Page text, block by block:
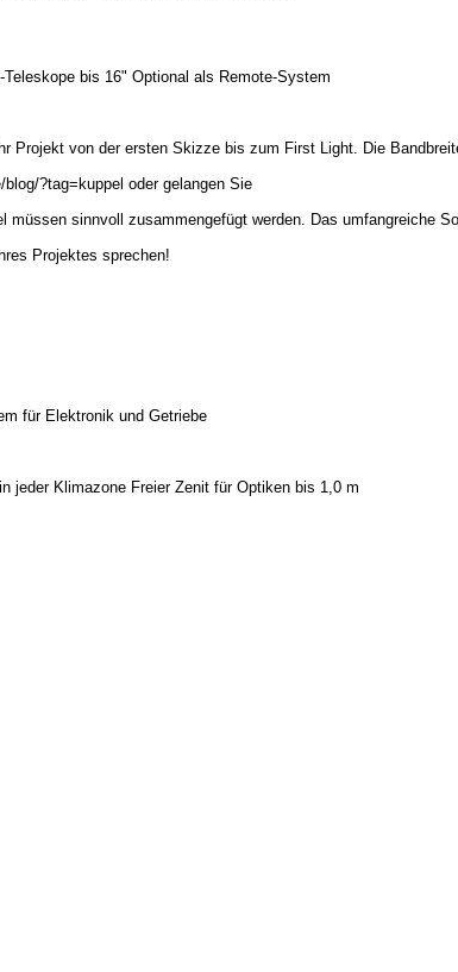
bis 16" Optional als Remote-System
von der ersten Skizze bis zum First Light. Die
?tag=kuppel oder gelangen Sie
sinnvoll zusammengefügt werden. Das umfangreiche
Projektes sprechen!
für Elektronik und Getriebe
jeder Klimazone Freier Zenit für Optiken bis 1,0 m